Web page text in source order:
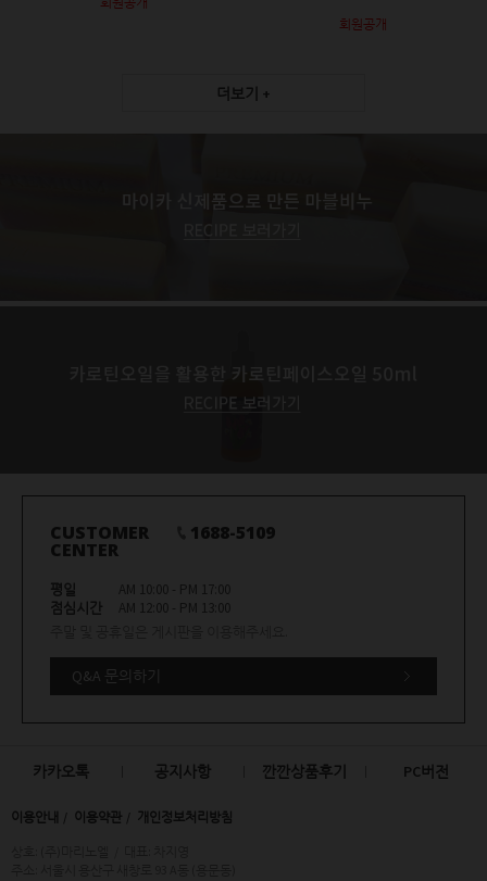
회원공개
더보기 +
CUSTOMER
CENTER
1688-5109
평일
AM 10:00 - PM 17:00
점심시간
AM 12:00 - PM 13:00
Q&A 문의하기
카카오톡 공지사항 깐깐상품후기 PC버전
이용안내 이용약관 개인정보처리방침